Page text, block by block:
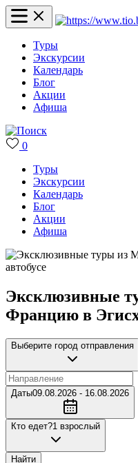
Туры
Экскурсии
Календарь
Блог
Акции
Афиша
0
Туры
Экскурсии
Календарь
Блог
Акции
Афиша
Эксклюзивные
Францию в
Выберите город отправления
Даты09.08.2026 - 16.08.2026
Кто едет?1 взрослый
Найти